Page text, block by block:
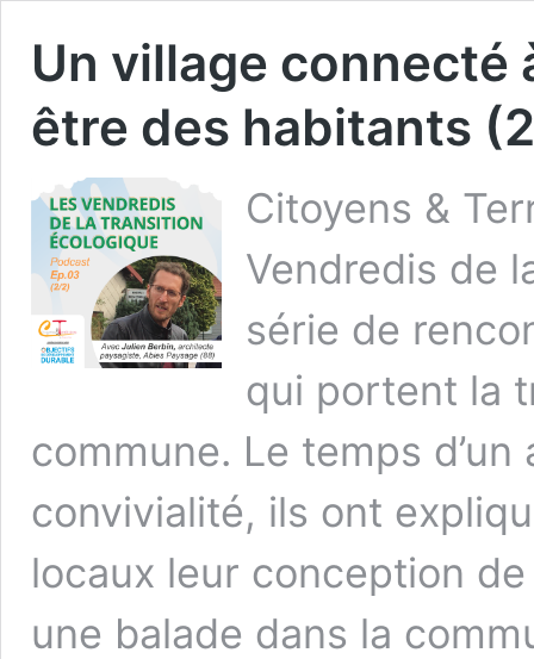
Un village connecté
être des habitants
Citoyens &
Vendredis de
série de
qui portent la
commune. Le temps
convivialité, ils ont
locaux leur conception
une balade dans la